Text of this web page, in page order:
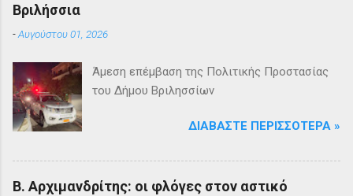
Βριλήσσια
-Αυγούστου 01, 2026
Άμεση επέμβαση της Πολιτικής Προστασίας
του Δήμου Βριλησσίων
ΔΙΑΒΆΣΤΕ ΠΕΡΙΣΣΌΤΕΡΑ »
Β. Αρχιμανδρίτης: οι φλόγες στον αστικό